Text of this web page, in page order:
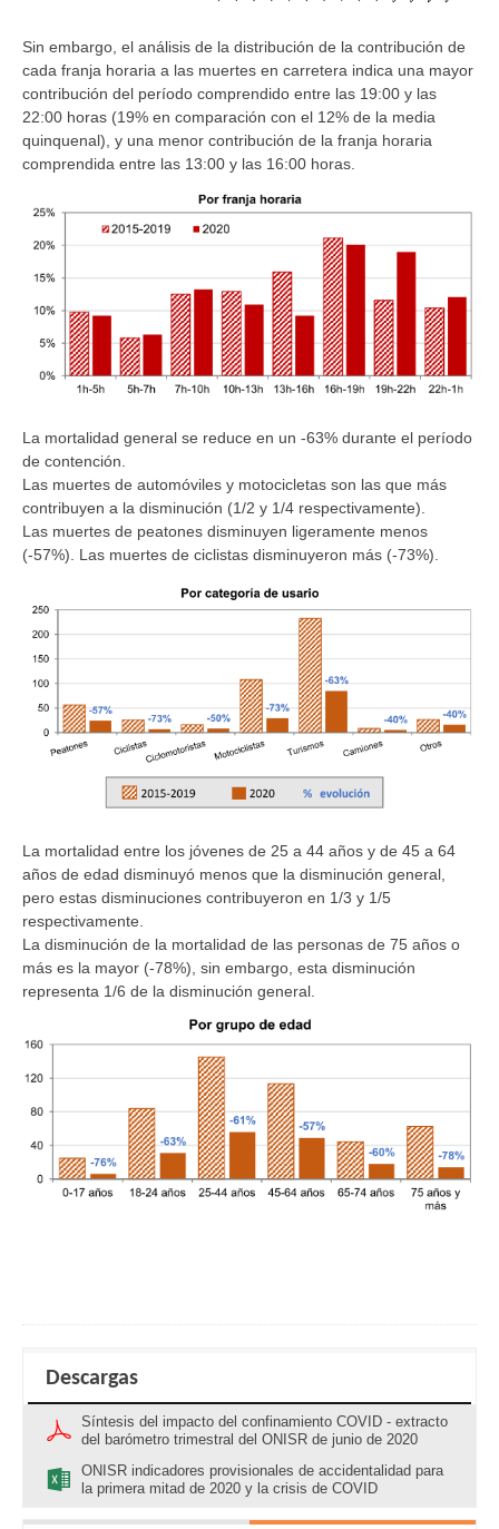
Sin embargo, el análisis de la distribución de la contribución de
cada franja horaria a las muertes en carretera indica una mayor
contribución del período comprendido entre las 19:00 y las
22:00 horas (19% en comparación con el 12% de la media
quinquenal), y una menor contribución de la franja horaria
comprendida entre las 13:00 y las 16:00 horas.
La mortalidad general se reduce en un -63% durante el período
de contención.
Las muertes de automóviles y motocicletas son las que más
contribuyen a la disminución (1/2 y 1/4 respectivamente).
Las muertes de peatones disminuyen ligeramente menos
(-57%). Las muertes de ciclistas disminuyeron más (-73%).
La mortalidad entre los jóvenes de 25 a 44 años y de 45 a 64
años de edad disminuyó menos que la disminución general,
pero estas disminuciones contribuyeron en 1/3 y 1/5
respectivamente.
La disminución de la mortalidad de las personas de 75 años o
más es la mayor (-78%), sin embargo, esta disminución
representa 1/6 de la disminución general.
Descargas
Síntesis del impacto del confinamiento COVID - extracto
del barómetro trimestral del ONISR de junio de 2020
ONISR indicadores provisionales de accidentalidad para
la primera mitad de 2020 y la crisis de COVID